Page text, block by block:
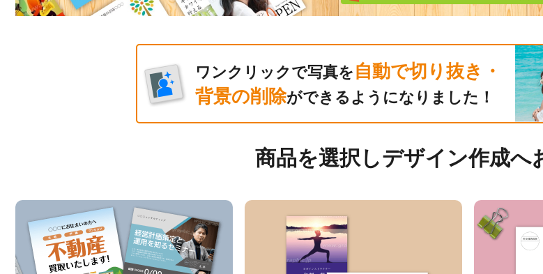
ワンクリックで写真を 自動で切り抜き・
背景の削除ができるようになりました！
商品を選択しデザイン作成へ